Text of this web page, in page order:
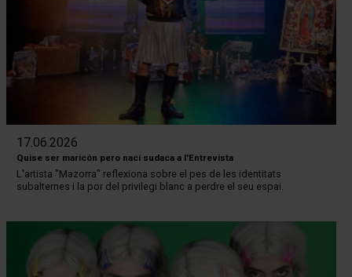
17.06.2026
Quise ser maricón pero nací sudaca a l'Entrevista
L'artista "Mazorra" reflexiona sobre el pes de les identitats
subalternes i la por del privilegi blanc a perdre el seu espai.